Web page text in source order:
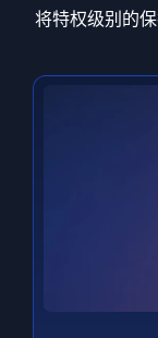
将特权级别的